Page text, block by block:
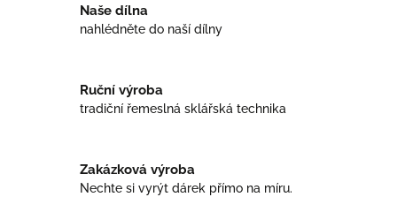
Naše dílna
nahlédněte do naší dílny
Ruční výroba
tradiční řemeslná sklářská technika
Zakázková výroba
Nechte si vyrýt dárek přímo na míru.